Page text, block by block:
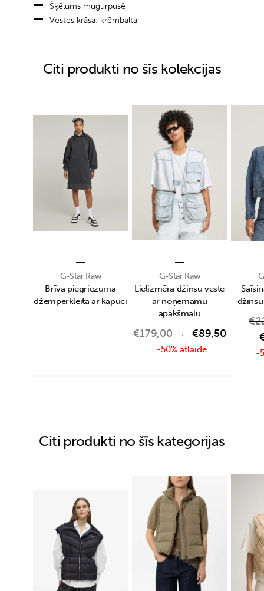
Šķēlums mugurpusē
Vestes krāsa: krēmbalta
Citi produkti no šīs kolekcijas
G-Star Raw
Brīva piegriezuma
džemperkleita ar kapuci
G-Star Raw
Lielizmēra džinsu veste
ar noņemamu
apakšmalu
€179,00 €89,50
-50% atlaide
€
-
Citi produkti no šīs kategorijas